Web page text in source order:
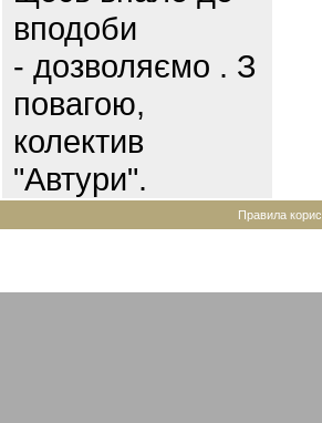
вподоби
- дозволяємо . З
повагою,
колектив
"Автури".
Правила